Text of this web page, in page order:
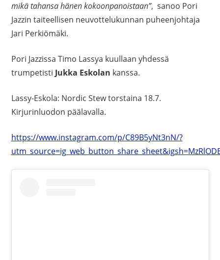
mikä tahansa hänen kokoonpanoistaan”, sanoo Pori
Jazzin taiteellisen neuvottelukunnan puheenjohtaja
Jari Perkiömäki.
Pori Jazzissa Timo Lassya kuullaan yhdessä
trumpetisti Jukka Eskolan kanssa.
Lassy-Eskola: Nordic Stew torstaina 18.7.
Kirjurinluodon päälavalla.
https://www.instagram.com/p/C89B5yNt3nN/?